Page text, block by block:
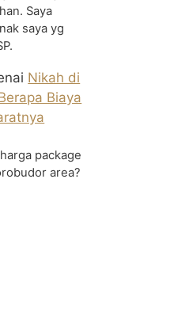
Saya
saya yg
Nikah di
Biaya
package
area?